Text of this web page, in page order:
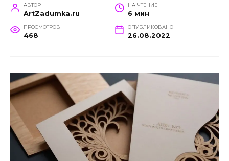
АВТОР
ArtZadumka.ru
НА ЧТЕНИЕ
6 мин
ПРОСМОТРОВ
468
ОПУБЛИКОВАНО
26.08.2022